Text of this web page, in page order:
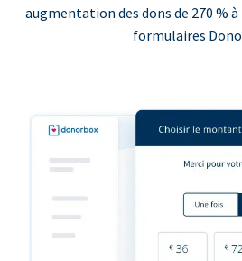
augmentation des dons de 270 %
formulaires